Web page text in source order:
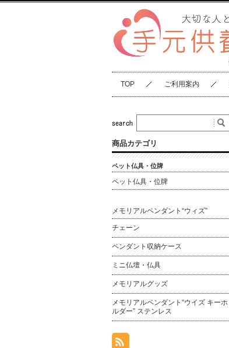
TOP ご利用案内
商品カテゴリ
ペット仏具・位牌
ペット仏具・位牌
メモリアルペンダント“ウィズ”
チェーン
ペンダント収納ケース
ミニ仏壇・仏具
メモリアルグッズ
メモリアルペンダント“ウイズ キーホ
ルダー” ステンレス